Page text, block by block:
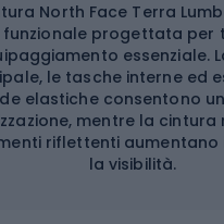
North Face Terra
progettata per
essenziale.
le tasche interne ed
elastiche consentono
mentre la cintura
riflettenti
la visibilità.